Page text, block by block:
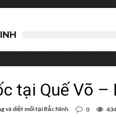
tại Quế Võ –
và diệt mối tại Bắc Ninh 0